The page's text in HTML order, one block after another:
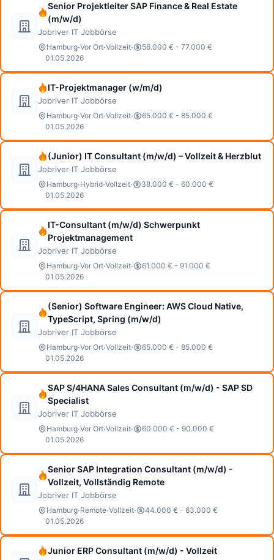
Senior Projektleiter SAP Finance & Real Estate
(m/w/d)
Jobriver IT Jobbörse
Hamburg·Vor Ort·Vollzeit·
56.000 € - 77.000 €
01.05.2026
IT-Projektmanager (w/m/d)
Jobriver IT Jobbörse
Hamburg·Vor Ort·Vollzeit·
65.000 € - 85.000 €
01.05.2026
(Junior) IT Consultant (m/w/d) – Vollzeit & Herzblut
Jobriver IT Jobbörse
Hamburg·Hybrid·Vollzeit·
38.000 € - 60.000 €
01.05.2026
IT-Consultant (m/w/d) Schwerpunkt
Projektmanagement
Jobriver IT Jobbörse
Hamburg·Vor Ort·Vollzeit·
61.000 € - 91.000 €
01.05.2026
(Senior) Software Engineer: AWS Cloud Native,
TypeScript, Spring (m/w/d)
Jobriver IT Jobbörse
Hamburg·Vor Ort·Vollzeit·
65.000 € - 85.000 €
01.05.2026
SAP S/4HANA Sales Consultant (m/w/d) - SAP SD
Specialist
Jobriver IT Jobbörse
Hamburg·Vor Ort·Vollzeit·
60.000 € - 90.000 €
01.05.2026
Senior SAP Integration Consultant (m/w/d) -
Vollzeit, Vollständig Remote
Jobriver IT Jobbörse
Hamburg·Remote·Vollzeit·
44.000 € - 63.000 €
01.05.2026
Junior ERP Consultant (m/w/d) - Vollzeit